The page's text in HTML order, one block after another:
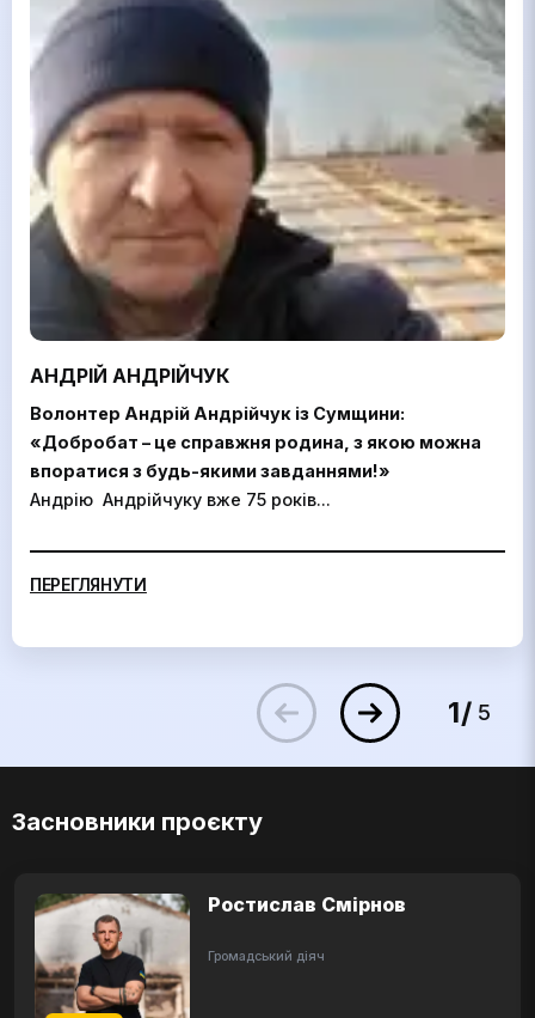
АНДРІЙ АНДРІЙЧУК
Волонтер Андрій Андрійчук із Сумщини:
«Добробат – це справжня родина, з якою можна
впоратися з будь-якими завданнями!»
Андрію Андрійчуку вже 75 років...
ПЕРЕГЛЯНУТИ
1 5
Засновники проєкту
Ростислав Смірнов
Громадський діяч